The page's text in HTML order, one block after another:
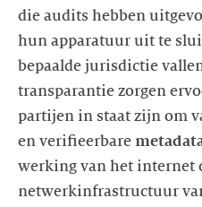
die audits hebben
hun apparatuur uit te
bepaalde jurisdictie
transparantie zorgen
partijen in staat zijn om
en verifieerbare
werking van het internet
netwerkinfrastructuur